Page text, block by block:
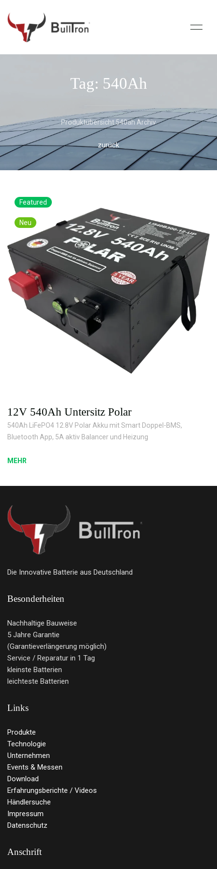
Tag: 540Ah
Produktübersicht 540ah Archiv
zurück
Featured
Neu
12V 540Ah Untersitz Polar
540Ah LiFePO4 12.8V Polar Akku mit Smart Doppel-BMS,
Bluetooth App, 5A aktiv Balancer und Heizung
MEHR
Die Innovative Batterie aus Deutschland
Besonderheiten
Nachhaltige Bauweise
5 Jahre Garantie
(Garantieverlängerung möglich)
Service / Reparatur in 1 Tag
kleinste Batterien
leichteste Batterien
Links
Produkte
Technologie
Unternehmen
Events & Messen
Download
Erfahrungsberichte / Videos
Händlersuche
Impressum
Datenschutz
Anschrift